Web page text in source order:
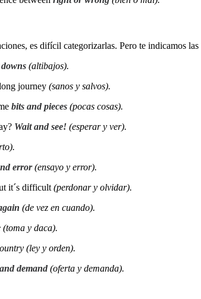
es difícil categorizarlas. Pero te indicamos las
(altibajos).
journey (sanos y salvos).
bits and pieces (pocas cosas).
Wait and see! (esperar y ver).
error(ensayo y error).
it´s difficult (perdonar y olvidar).
(de vez en cuando).
(toma y daca).
(ley y orden).
demand (oferta y demanda).